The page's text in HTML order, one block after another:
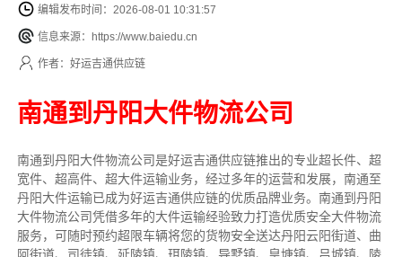
编辑发布时间：2026-08-01 10:31:57
信息来源：https://www.baiedu.cn
作者：好运吉通供应链
南通到丹阳大件物流公司
南通到丹阳大件物流公司是好运吉通供应链推出的专业超长件、超
宽件、超高件、超大件运输业务，经过多年的运营和发展，南通至
丹阳大件运输已成为好运吉通供应链的优质品牌业务。南通到丹阳
大件物流公司凭借多年的大件运输经验致力打造优质安全大件物流
服务，可随时预约超限车辆将您的货物安全送达丹阳云阳街道、曲
阿街道、司徒镇、延陵镇、珥陵镇、导墅镇、皇塘镇、吕城镇、陵